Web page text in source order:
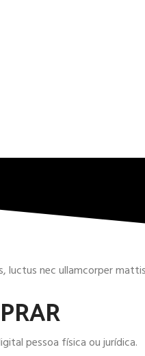
nec ullamcorper
pessoa física ou jurídica.